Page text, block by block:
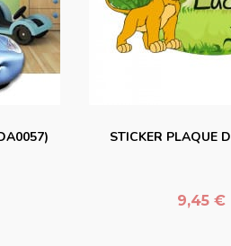
STICKER PLAQUE
Prix
9,45 €